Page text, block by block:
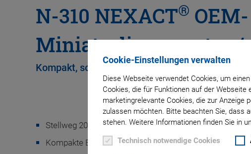
Cookie-Einstellungen verwalten
Diese Webseite verwendet Cookies, um
Cookies, die für Funktionen auf der
marketingrelevante Cookies, die zur
zulassen möchten. Bitte beachten Sie, dass
stehen. Weitere Informationen finden Sie in
Technisch notwendige Cookies
N-310 NEXACT® OEM-
Miniaturlinearmotor /
Kompakt, schnell, mit großem Stellweg,
Stellweg 20 mm
Kompakte Bauform, preisgünstiges Design